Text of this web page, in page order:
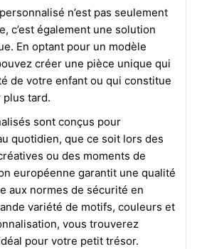
n’est pas seulement
c’est également une solution
En optant pour un modèle
créer une pièce unique qui
de votre enfant ou qui constitue
tard.
sont conçus pour
quotidien, que ce soit lors des
ou des moments de
européenne garantit une qualité
aux normes de sécurité en
variété de motifs, couleurs et
vous trouverez
pour votre petit trésor.